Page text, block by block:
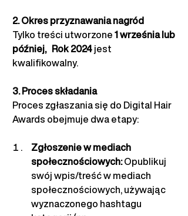
2. Okres przyznawania nagród
Tylko treści utworzone1 września lub
później, Rok 2024jest
kwalifikowalny.
3. Proces składania
Proces zgłaszania się do Digital Hair
Awards obejmuje dwa etapy:
Zgłoszenie w mediach
społecznościowych:Opublikuj
swój wpis/treść w mediach
społecznościowych, używając
wyznaczonego hashtagu